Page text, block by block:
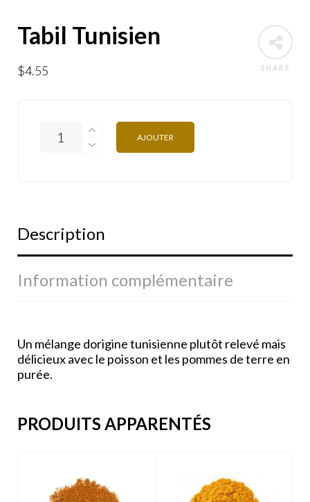
SHARE
Tabil Tunisien
$4.55
AJOUTER
Description
Information complémentaire
Un mélange dorigine tunisienne plutôt relevé mais
délicieux avec le poisson et les pommes de terre en
purée.
PRODUITS APPARENTÉS